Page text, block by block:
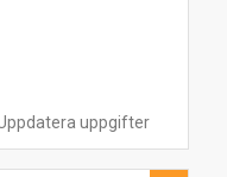
uppgifter